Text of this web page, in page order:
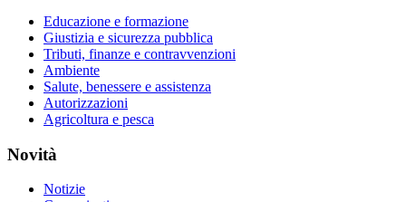
Educazione e formazione
Giustizia e sicurezza pubblica
Tributi, finanze e contravvenzioni
Ambiente
Salute, benessere e assistenza
Autorizzazioni
Agricoltura e pesca
Novità
Notizie